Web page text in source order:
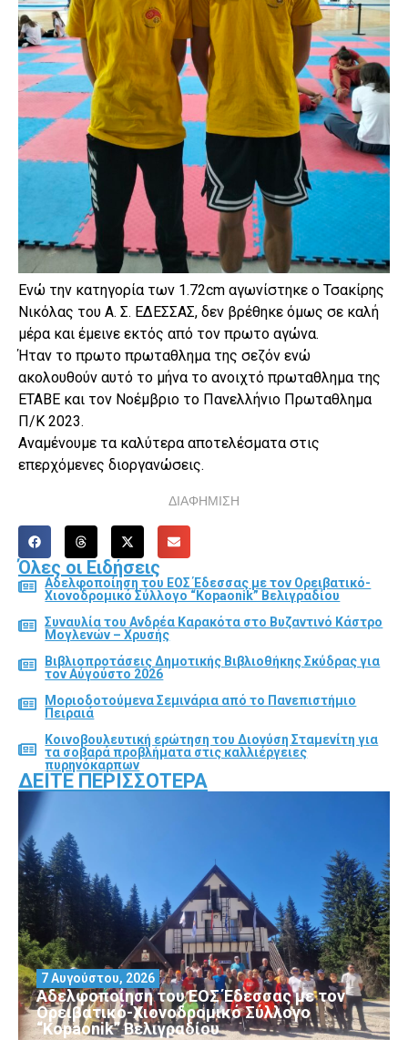
Ενώ την κατηγορία των 1.72cm αγωνίστηκε ο Τσακίρης
Νικόλας του Α. Σ. ΕΔΕΣΣΑΣ, δεν βρέθηκε όμως σε καλή
μέρα και έμεινε εκτός από τον πρωτο αγώνα.
Ήταν το πρωτο πρωταθλημα της σεζόν ενώ
ακολουθούν αυτό το μήνα το ανοιχτό πρωταθλημα της
ΕΤΑΒΕ και τον Νοέμβριο το Πανελλήνιο Πρωταθλημα
Π/Κ 2023.
Αναμένουμε τα καλύτερα αποτελέσματα στις
επερχόμενες διοργανώσεις.
ΔΙΑΦΗΜΙΣΗ
Όλες οι Ειδήσεις
Αδελφοποίηση του ΕΟΣ Έδεσσας με τον Ορειβατικό-
Χιονοδρομικό Σύλλογο “Kopaonik” Βελιγραδίου
Συναυλία του Ανδρέα Καρακότα στο Βυζαντινό Κάστρο
Μογλενών – Χρυσής
Βιβλιοπροτάσεις Δημοτικής Βιβλιοθήκης Σκύδρας για
τον Αύγούστο 2026
Μοριοδοτούμενα Σεμινάρια από το Πανεπιστήμιο
Πειραιά
Κοινοβουλευτική ερώτηση του Διονύση Σταμενίτη για
τα σοβαρά προβλήματα στις καλλιέργειες
πυρηνόκαρπων
ΔΕΊΤΕ ΠΕΡΙΣΣΌΤΕΡΑ
Αδελφοποίηση του ΕΟΣ Έδεσσας με τον
Ορειβατικό-Χιονοδρομικό Σύλλογο
“Kopaonik” Βελιγραδίου
7 Αυγούστου, 2026